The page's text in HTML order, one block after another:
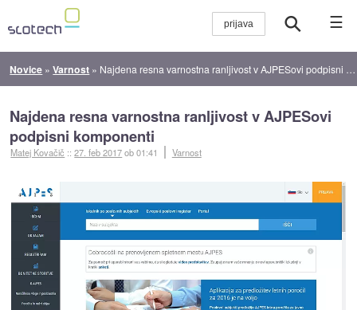
☰
Novice »Varnost » Najdena resna varnostna ranljivost v AJPESovi podpisni komponenti
Najdena resna varnostna ranljivost v AJPESovi
podpisni komponenti
Matej Kovačič ::27. feb 2017ob 01:41 Varnost